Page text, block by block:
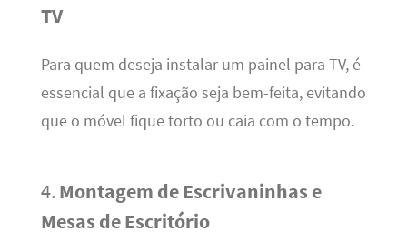
TV
Para quem deseja instalar um painel para TV, é
essencial que a fixação seja bem-feita, evitando
que o móvel fique torto ou caia com o tempo.
4. Montagem de Escrivaninhas e
Mesas de Escritório